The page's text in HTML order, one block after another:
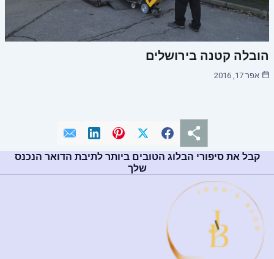
הובלה קטנה בירושלים
אפר 17, 2016
קבל את סיפורי הבלוג הטובים ביותר לתיבת הדואר הנכנס
שלך